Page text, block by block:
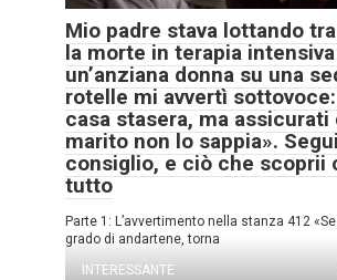
Mio padre stava lottando
la morte in terapia
un’anziana donna su una
rotelle mi avvertì sottovoce:
casa stasera, ma assicurati
marito non lo sappia».
consiglio, e ciò che scoprii
tutto
Parte 1: L’avvertimento nella stanza 412
grado di andartene, torna
INTERESSANTE